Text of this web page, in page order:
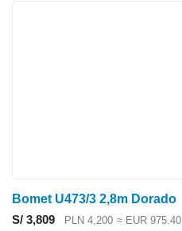
Bomet U473/3 2,8m Dorado
S/ 3,809
PLN 4,200 ≈ EUR 975.40